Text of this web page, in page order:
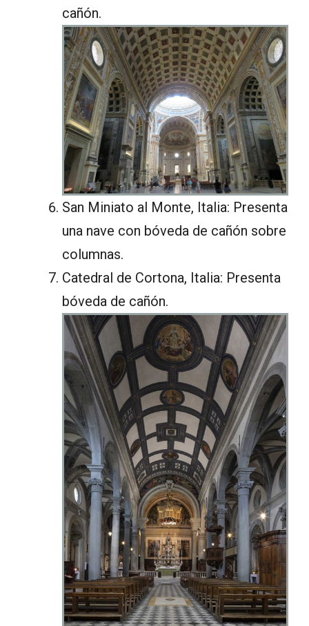
cañón.
San Miniato al Monte, Italia: Presenta
una nave con bóveda de cañón sobre
columnas.
Catedral de Cortona, Italia: Presenta
bóveda de cañón.